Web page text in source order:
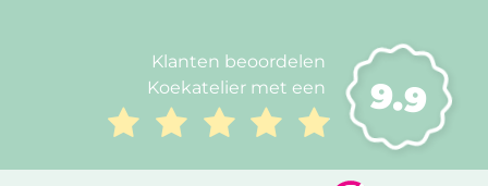
Klanten beoordelen
Koekatelier met een
9.9